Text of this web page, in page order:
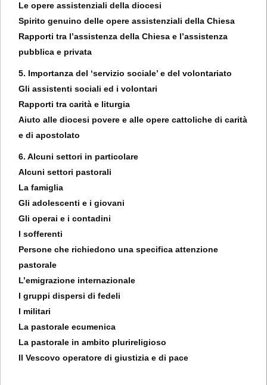
Le opere assistenziali della diocesi
Spirito genuino delle opere assistenziali della Chiesa
Rapporti tra l’assistenza della Chiesa e l’assistenza
pubblica e privata
5. Importanza del ‘servizio sociale’ e del volontariato
Gli assistenti sociali ed i volontari
Rapporti tra carità e liturgia
Aiuto alle diocesi povere e alle opere cattoliche di carità
e di apostolato
6. Alcuni settori in particolare
Alcuni settori pastorali
La famiglia
Gli adolescenti e i giovani
Gli operai e i contadini
I sofferenti
Persone che richiedono una specifica attenzione
pastorale
L’emigrazione internazionale
I gruppi dispersi di fedeli
I militari
La pastorale ecumenica
La pastorale in ambito plurireligioso
Il Vescovo operatore di giustizia e di pace